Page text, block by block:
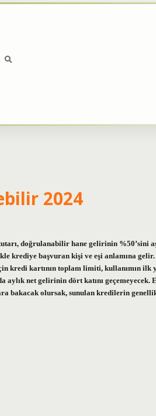
2024
doğrulanabilir hane gelirinin %50’sini
krediye başvuran kişi ve eşi anlamına gelir.
kartının toplam limiti, kullanımın ilk
net gelirinin dört katını geçemeyecek.
bakacak olursak, sunulan kredilerin